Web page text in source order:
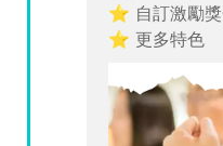
⭐ 自訂激勵獎
⭐ 更多特色